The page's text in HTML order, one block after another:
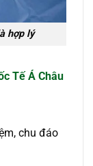
hợp lý
c TếÁ Châu
chu đáo